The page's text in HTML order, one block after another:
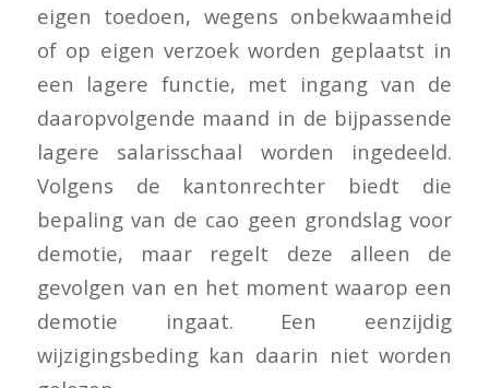
eigen toedoen, wegens onbekwaamheid
of op eigen verzoek worden geplaatst in
een lagere functie, met ingang van de
daaropvolgende maand in de bijpassende
lagere salarisschaal worden ingedeeld.
Volgens de kantonrechter biedt die
bepaling van de cao geen grondslag voor
demotie, maar regelt deze alleen de
gevolgen van en het moment waarop een
demotie ingaat. Een eenzijdig
wijzigingsbeding kan daarin niet worden